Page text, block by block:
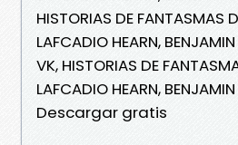
HISTORIAS DE FANTASMAS
LAFCADIO HEARN,
VK, HISTORIAS DE
LAFCADIO HEARN,
Descargar gratis